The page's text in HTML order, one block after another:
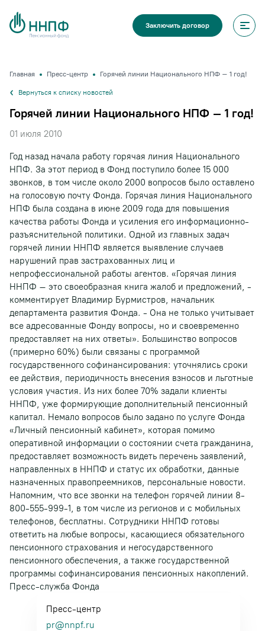
Заключить договор
Главная Пресс-центр Горячей линии Национального НПФ – 1 год!
Вернуться к списку новостей
Горячей линии Национального НПФ – 1 год!
01 июля 2010
Год назад начала работу горячая линия Национального
НПФ. За этот период в Фонд поступило более 15 000
звонков, в том числе около 2000 вопросов было оставлено
на голосовую почту Фонда. Горячая линия Национального
НПФ была создана в июне 2009 года для повышения
качества работы Фонда и усиления его информационно-
разъяснительной политики. Одной из главных задач
горячей линии ННПФ является выявление случаев
нарушений прав застрахованных лиц и
непрофессиональной работы агентов. «Горячая линия
ННПФ – это своеобразная книга жалоб и предложений, -
комментирует Владимир Бурмистров, начальник
департамента развития Фонда. - Она не только учитывает
все адресованные Фонду вопросы, но и своевременно
предоставляет на них ответы». Большинство вопросов
(примерно 60%) были связаны с программой
государственного софинансирования: уточнялись сроки
ее действия, периодичность внесения взносов и льготные
условия участия. Из них более 70% задали клиенты
ННПФ, уже формирующие дополнительный пенсионный
капитал. Немало вопросов было задано по услуге Фонда
«Личный пенсионный кабинет», которая помимо
оперативной информации о состоянии счета гражданина,
предоставляет возможность видеть перечень заявлений,
направленных в ННПФ и статус их обработки, данные
назначенных правопреемников, персональные новости.
Напомним, что все звонки на телефон горячей линии 8-
800-555-999-1, в том числе из регионов и с мобильных
телефонов, бесплатны. Сотрудники ННПФ готовы
ответить на любые вопросы, касающиеся обязательного
пенсионного страхования и негосударственного
пенсионного обеспечения, а также государственной
программы софинансирования пенсионных накоплений.
Пресс-служба Фонда
Пресс-центр
pr@nnpf.ru